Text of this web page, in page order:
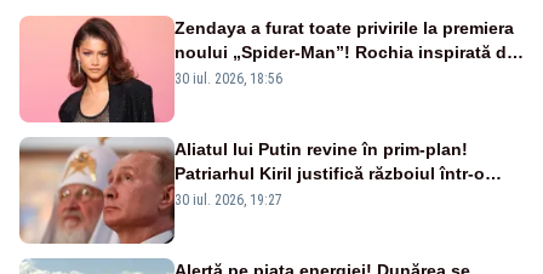
Zendaya a furat toate privirile la premiera
noului „Spider-Man”! Rochia inspirată de
pânza de păianjen a făcut senzație
30 iul. 2026, 18:56
Aliatul lui Putin revine în prim-plan!
Patriarhul Kiril justifică războiul într-o
nouă carte
30 iul. 2026, 19:27
Alertă pe piața energiei! Dunărea se